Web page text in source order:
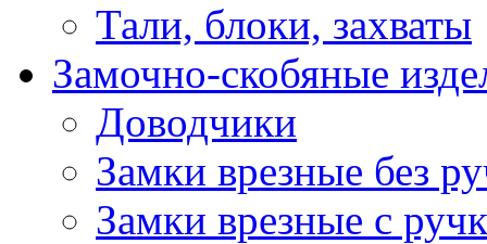
Тали, блоки, захваты
Замочно-скобяные
Доводчики
Замки врезные без
Замки врезные с